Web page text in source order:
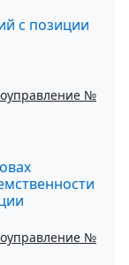
с позиции
№
№